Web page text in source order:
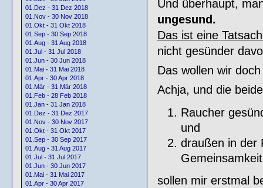
01.Dez - 31 Dez 2018
01.Nov - 30 Nov 2018
01.Okt - 31 Okt 2018
01.Sep - 30 Sep 2018
01.Aug - 31 Aug 2018
01.Jul - 31 Jul 2018
01.Jun - 30 Jun 2018
01.Mai - 31 Mai 2018
01.Apr - 30 Apr 2018
01.Mär - 31 Mär 2018
01.Feb - 28 Feb 2018
01.Jan - 31 Jan 2018
01.Dez - 31 Dez 2017
01.Nov - 30 Nov 2017
01.Okt - 31 Okt 2017
01.Sep - 30 Sep 2017
01.Aug - 31 Aug 2017
01.Jul - 31 Jul 2017
01.Jun - 30 Jun 2017
01.Mai - 31 Mai 2017
01.Apr - 30 Apr 2017
Und überhaupt,
ungesund.
Das ist eine
nicht gesünder
Das wollen wir
Achja, und die
Raucher
und
draußen in der
sollen mir erstmal